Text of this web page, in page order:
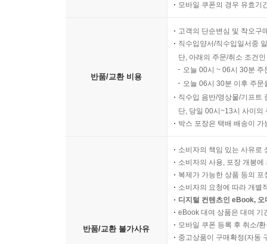
모바일 쿠폰의 경우 유효기
반품/교환 비용
고객의 단순변심 및 착오구
직수입양서/직수입일서중
단, 아래의 주문/취소 조건
오늘 00시 ~ 06시 30분
오늘 06시 30분 이후 주
직수입 음반/영상물/기프트
단, 당일 00시~13시 사이의
박스 포장은 택배 배송이
반품/교환 불가사유
소비자의 책임 있는 사유로
소비자의 사용, 포장 개봉
복제가 가능한 상품 등의
소비자의 요청에 따라 개별
디지털 컨텐츠인 eBook,
eBook 대여 상품은 대여 기
모바일 쿠폰 등록 후 취소/
중고상품이 구매확정(자동